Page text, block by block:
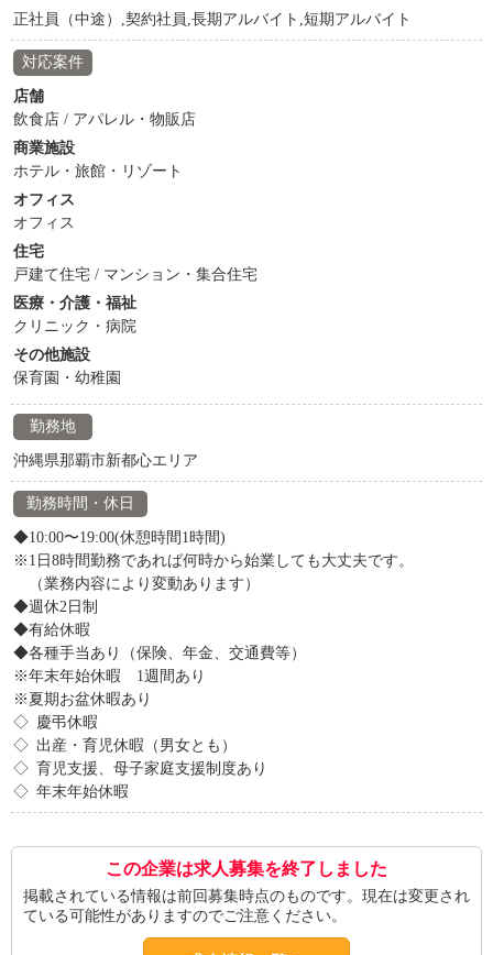
正社員（中途）,契約社員,長期アルバイト,短期アルバイト
対応案件
店舗
飲食店 / アパレル・物販店
商業施設
ホテル・旅館・リゾート
オフィス
オフィス
住宅
戸建て住宅 / マンション・集合住宅
医療・介護・福祉
クリニック・病院
その他施設
保育園・幼稚園
勤務地
沖縄県那覇市新都心エリア
勤務時間・休日
◆10:00〜19:00(休憩時間1時間)
※1日8時間勤務であれば何時から始業しても大丈夫です。
（業務内容により変動あります）
◆週休2日制
◆有給休暇
◆各種手当あり（保険、年金、交通費等）
※年末年始休暇 1週間あり
※夏期お盆休暇あり
◇ 慶弔休暇
◇ 出産・育児休暇（男女とも）
◇ 育児支援、母子家庭支援制度あり
◇ 年末年始休暇
この企業は求人募集を終了しました
掲載されている情報は前回募集時点のものです。現在は変更され
ている可能性がありますのでご注意ください。